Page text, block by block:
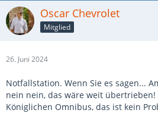
Oscar Chevrolet
Mitglied
26. Juni 2024
Notfallstation. Wenn Sie es sagen...
nein nein, das wäre weit übertrieben!
Königlichen Omnibus, das ist kein